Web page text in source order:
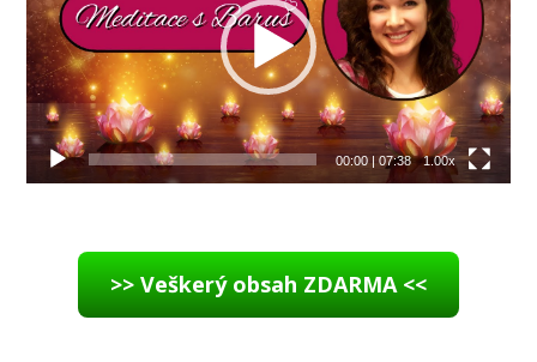
00:00| 07:38 1.00x
>> Veškerý obsah ZDARMA <<